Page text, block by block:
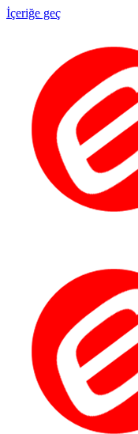
İçeriğe geç